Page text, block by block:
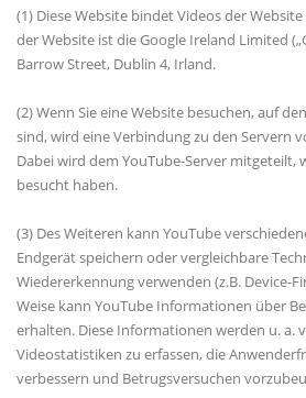
(1) Diese Website bindet Videos der
der Website ist die Google Ireland Limited
Barrow Street, Dublin 4, Irland.
(2) Wenn Sie eine Website besuchen, auf
sind, wird eine Verbindung zu den Servern
Dabei wird dem YouTube-Server mitgeteilt,
besucht haben.
(3) Des Weiteren kann YouTube
Endgerät speichern oder vergleichbare
Wiedererkennung verwenden (z.B. Device-
Weise kann YouTube Informationen über
erhalten. Diese Informationen werden u. a.
Videostatistiken zu erfassen, die
verbessern und Betrugsversuchen